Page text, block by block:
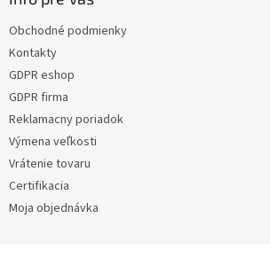
Obchodné podmienky
Kontakty
GDPR eshop
GDPR firma
Reklamacny poriadok
Výmena veľkosti
Vrátenie tovaru
Certifikacia
Moja objednávka